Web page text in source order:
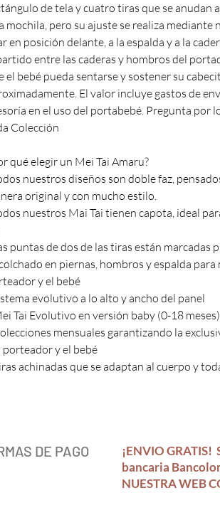
de tela y cuatro tiras que se anudan
mochila, pero su ajuste se realiza mediante
en posición delante, a la espalda y a la
entre las caderas y hombros del
el bebé pueda sentarse y sostener su
El valor incluye gastos de
en el uso del portabebé. Pregunta por
Colección
qué elegir un Mei Tai Amaru?
nuestros diseños son doble faz,
original y con mucho estilo.
nuestros Mai Tai tienen capota, ideal
puntas de dos de las tiras están marcadas
en piernas, hombros y espalda
y el bebé
evolutivo a lo alto y ancho del panel
Tai Evolutivo en versión baby (0-18
mensuales garantizando la
porteador y el bebé
achinadas que se adaptan al cuerpo y
DE PAGO ¡ENVIO GRATIS!
bancaria
NUESTRA WEB